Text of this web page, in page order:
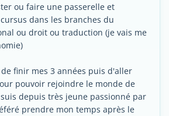
ou faire une passerelle et
dans les branches du
ou droit ou traduction (je vais me
finir mes 3 années puis d'aller
pouvoir rejoindre le monde de
depuis très jeune passionné par
prendre mon temps après le